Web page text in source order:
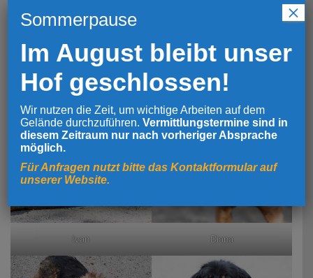
Katja
Ivan Diana
Sommerpause
Im August bleibt unser
Hof geschlossen!
Wir nutzen die Zeit, um wichtige Arbeiten auf dem
Gelände durchzuführen.Vermittlungstermine sind in
diesem Zeitraum nur nach vorheriger Absprache
möglich.
Für Anfragen nutzt bitte das Kontaktformular auf
unserer Website.
×